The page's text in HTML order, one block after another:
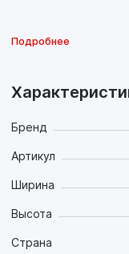
Подробнее
Бренд
Артикул
Ширина
Высота
Страна